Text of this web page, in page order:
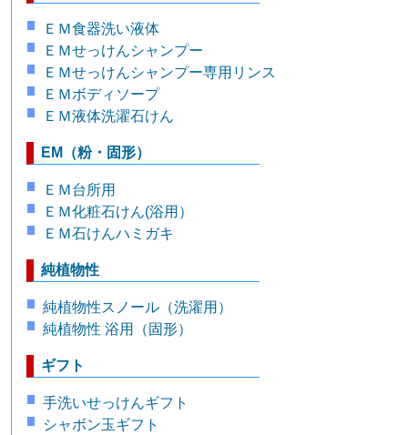
ＥＭ食器洗い液体
ＥＭせっけんシャンプー
ＥＭせっけんシャンプー専用リンス
ＥＭボディソープ
ＥＭ液体洗濯石けん
EM（粉・固形）
ＥＭ台所用
ＥＭ化粧石けん(浴用）
ＥＭ石けんハミガキ
純植物性
純植物性スノール（洗濯用）
純植物性 浴用（固形）
ギフト
手洗いせっけんギフト
シャボン玉ギフト